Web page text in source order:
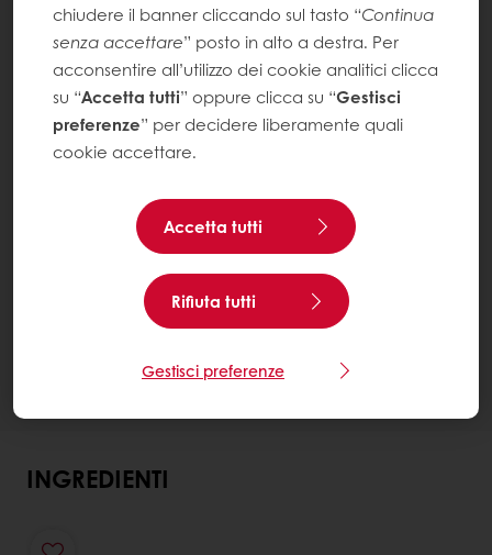
INGREDIENTI
chiudere il banner cliccando sul tasto “Continua
senza accettare” posto in alto a destra. Per
acconsentire all’utilizzo dei cookie analitici clicca
su “Accetta tutti” oppure clicca su “Gestisci
preferenze” per decidere liberamente quali
cookie accettare.
Accetta tutti
Rifiuta tutti
Gestisci preferenze